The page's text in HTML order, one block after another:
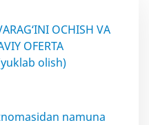
OCHISH VA
OFERTA
olish)
namuna